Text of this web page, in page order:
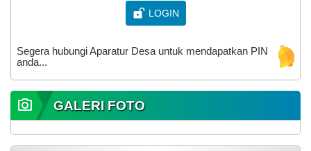
LOGIN
Segera hubungi Aparatur Desa untuk mendapatkan PIN
anda...
GALERI FOTO